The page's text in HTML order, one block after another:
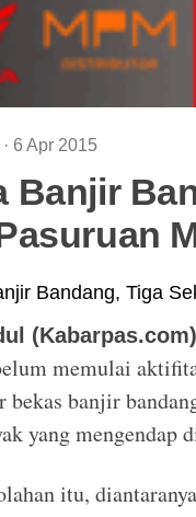
· 6 Apr 2015
Banjir
memulai
bekas banjir
yang mengendap
itu,